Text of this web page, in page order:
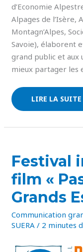
d’Economie
Alpages de l’Isère,
Montagn’Alpes,
Savoie), élaborent
grand public et aux
mieux partager les
LIRE LA SUITE
Festival
film «
Grands
Communication
SUERA / 2 minutes
FESTIVAL
DU
FILM
«
GRANDS
ESPACES »